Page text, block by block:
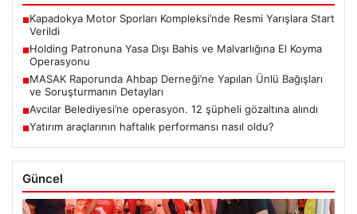
■Kapadokya Motor Sporları Kompleksi’nde Resmi Yarışlara Start
Verildi
■Holding Patronuna Yasa Dışı Bahis ve Malvarlığına El Koyma
Operasyonu
■MASAK Raporunda Ahbap Derneği’ne Yapılan Ünlü Bağışları
ve Soruşturmanın Detayları
■Avcılar Belediyesi’ne operasyon. 12 şüpheli gözaltına alındı
■Yatırım araçlarının haftalık performansı nasıl oldu?
Güncel